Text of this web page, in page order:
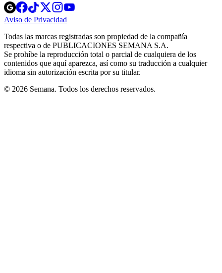
Opens
in
new
Opens
in
new
Opens
in
new
window
Opens
new
windowwindow
Aviso de Privacidad
new
window
Todas las marcas registradas son propiedad de la compañía
respectiva o de PUBLICACIONES SEMANA S.A.
Se prohíbe la reproducción total o parcial de cualquiera de los
contenidos que aquí aparezca, así como su traducción a cualquier
idioma sin autorización escrita por su titular.
© 2026 Semana. Todos los derechos reservados.